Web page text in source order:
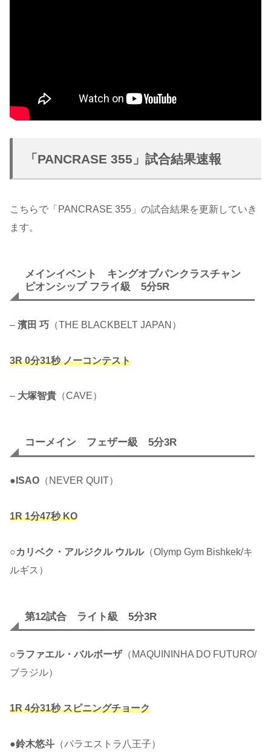
「PANCRASE 355」試合結果速報
こちらで「PANCRASE 355」の試合結果を更新していき
ます。
メインイベント キングオブパンクラスチャン
ピオンシップ フライ級 5分5R
– 濱田 巧 （THE BLACKBELT JAPAN）
3R 0分31秒 ノーコンテスト
– 大塚智貴 （CAVE）
コーメイン フェザー級 5分3R
● ISAO （NEVER QUIT）
1R 1分47秒 KO
○カリベク・アルジクル ウルル（Olymp Gym Bishkek/キ
ルギス）
第12試合 ライト級 5分3R
○ラファエル・バルボーザ （MAQUININHA DO FUTURO/
ブラジル）
1R 4分31秒 スピニングチョーク
●鈴木悠斗 （パラエストラ八王子）